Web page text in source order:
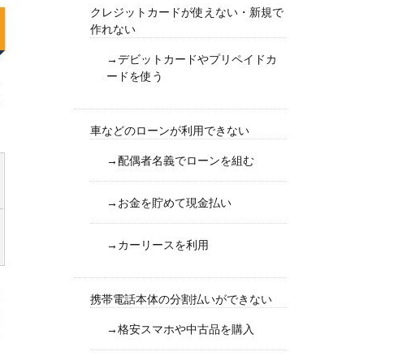
クレジットカードが使えない・新規で
作れない
→デビットカードやプリペイドカ
ードを使う
車などのローンが利用できない
→配偶者名義でローンを組む
→お金を貯めて現金払い
→カーリースを利用
携帯電話本体の分割払いができない
→格安スマホや中古品を購入